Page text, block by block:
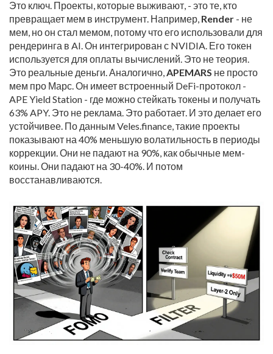
Это ключ. Проекты, которые выживают, - это те, кто
превращает мем в инструмент. Например, Render - не
мем, но он стал мемом, потому что его использовали для
рендеринга в AI. Он интегрирован с NVIDIA. Его токен
используется для оплаты вычислений. Это не теория.
Это реальные деньги. Аналогично, APEMARS не просто
мем про Марс. Он имеет встроенный DeFi-протокол -
APE Yield Station - где можно стейкать токены и получать
63% APY. Это не реклама. Это работает. И это делает его
устойчивее. По данным Veles.finance, такие проекты
показывают на 40% меньшую волатильность в периоды
коррекции. Они не падают на 90%, как обычные мем-
коины. Они падают на 30-40%. И потом
восстанавливаются.